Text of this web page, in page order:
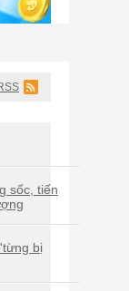
sốc, tiến
bị